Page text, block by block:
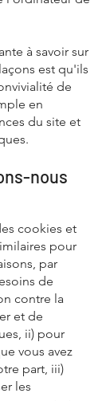
à savoir sur
est qu'ils
de
en
du site et
nous
cookies et
pour
par
de
contre la
et de
ii) pour
vous avez
part, iii)
les